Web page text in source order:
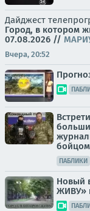
Дайджест
Город, в котором
07.08.2026 //
Вчера, 20:52
бойцом
ПАБЛИКИ
Новый
ЖИВУ»